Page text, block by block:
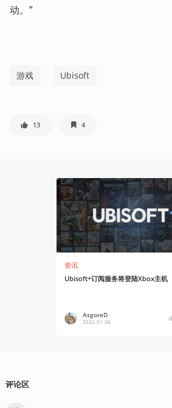
动。”
游戏 Ubisoft
13 4
资讯
Ubisoft+订阅服务将登陆Xbox主机
AsgoreD
2022-01-06
评论区